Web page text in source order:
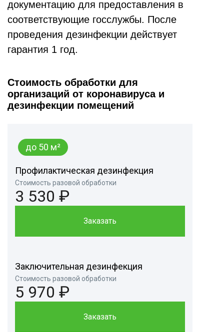
документацию для предоставления в
соответствующие госслужбы. После
проведения дезинфекции действует
гарантия 1 год.
Стоимость обработки для
организаций от коронавируса и
дезинфекции помещений
до 50 м²
Профилактическая дезинфекция
Стоимость разовой обработки
3 530 ₽
Заказать
Заключительная дезинфекция
Стоимость разовой обработки
5 970 ₽
Заказать